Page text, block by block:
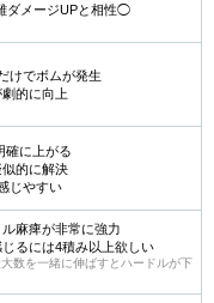
ダメージUPと相性◯
けでボムが発生
劇的に向上
確に上がる
似的に解決
じやすい
ル麻痺が非常に強力
じるには4積み以上欲しい
数を一緒に伸ばすとハードルが下